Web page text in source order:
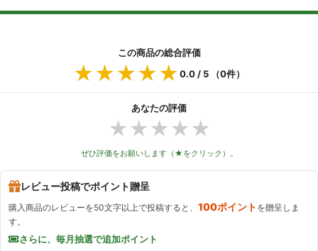
この商品の総合評価
★★★★★
★★★★★0.0 / 5 （0件）
あなたの評価
★★★★★
ぜひ評価をお願いします（★をクリック）。
レビュー投稿でポイント贈呈
購入商品のレビューを50文字以上で投稿すると、 100ポイント を贈呈しま
す。
さらに、毎月抽選で追加ポイント